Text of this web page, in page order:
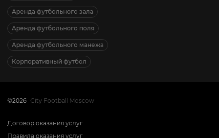
Аренда футбольного зала
Аренда футбольного поля
Аренда футбольного манежа
Корпоративный футбол
©2026 City Football Moscow
Договор оказания услуг
Правила оказания услуг